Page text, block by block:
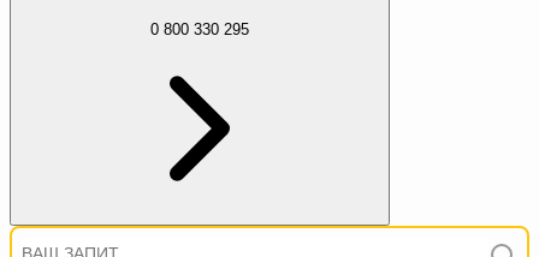
0 800 330 295